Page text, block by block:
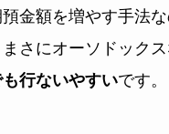
金額を増やす手法
さにオーソドック
行ないやすいです。